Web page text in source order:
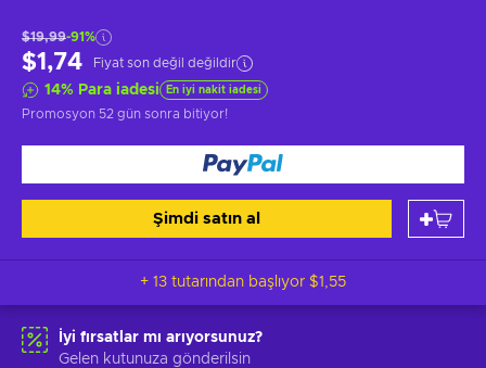
$19,99-91%
$1,74 Fiyat son değil değildir
14% Para iadesi En iyi nakit iadesi
Promosyon 52 gün sonra bitiyor!
Şimdi satın al
+ 13 tutarından başlıyor $1,55
İyi fırsatlar mı arıyorsunuz?
Gelen kutunuza gönderilsin